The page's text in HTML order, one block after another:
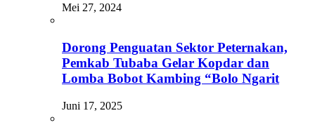
Mei 27, 2024
Dorong Penguatan Sektor Peternakan,
Pemkab Tubaba Gelar Kopdar dan
Lomba Bobot Kambing “Bolo Ngarit
Juni 17, 2025